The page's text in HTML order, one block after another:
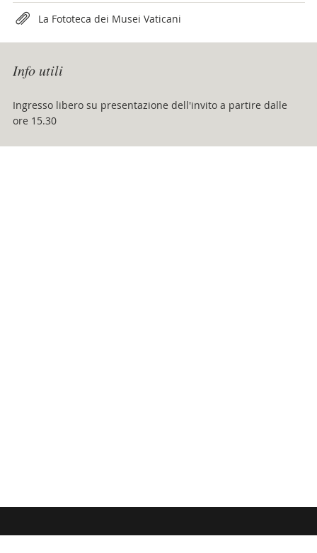
La Fototeca dei Musei Vaticani
Info utili
Ingresso libero su presentazione dell'invito a partire dalle
ore 15.30